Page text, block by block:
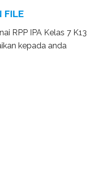
FILE
RPP IPA Kelas 7 K13
kepada anda